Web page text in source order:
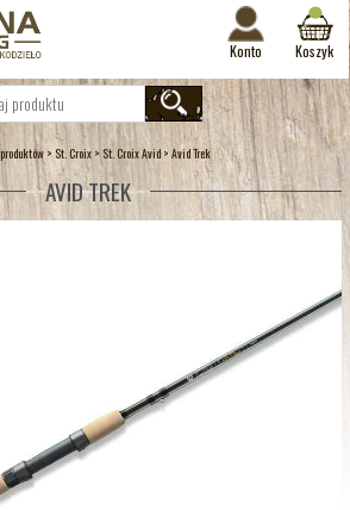
Konto Koszyk
> St. Croix > St. Croix Avid>Avid Trek
AVID TREK